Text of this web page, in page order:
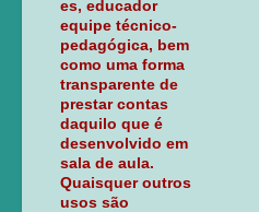
es, educador
equipe técnico-
pedagógica, bem
como uma forma
transparente de
prestar contas
daquilo que é
desenvolvido em
sala de aula.
Quaisquer outros
usos são